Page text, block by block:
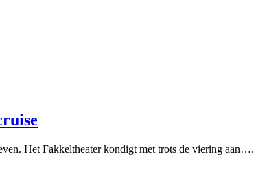
Het Fakkeltheater kondigt met trots de viering aan….